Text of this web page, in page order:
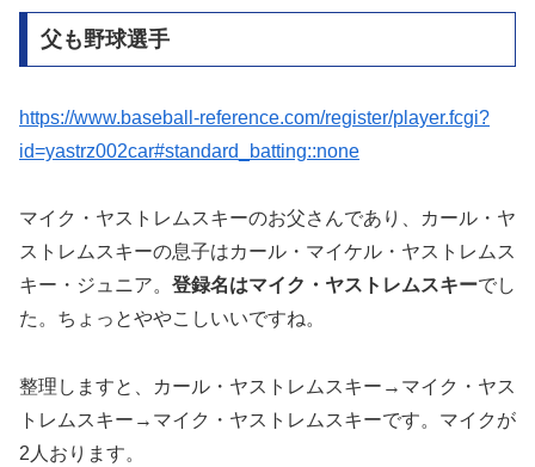
父も野球選手
https://www.baseball-reference.com/register/player.fcgi?
id=yastrz002car#standard_batting::none
マイク・ヤストレムスキーのお父さんであり、カール・ヤ
ストレムスキーの息子はカール・マイケル・ヤストレムス
キー・ジュニア。 登録名はマイク・ヤストレムスキーでし
た。ちょっとややこしいいですね。
整理しますと、カール・ヤストレムスキー→マイク・ヤス
トレムスキー→マイク・ヤストレムスキーです。マイクが
2人おります。